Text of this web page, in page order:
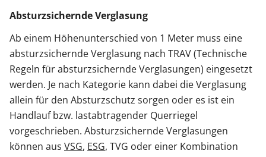
Absturzsichernde Verglasung
Ab einem Höhenunterschied von 1 Meter muss eine
absturzsichernde Verglasung nach TRAV (Technische
Regeln für absturzsichernde Verglasungen) eingesetzt
werden. Je nach Kategorie kann dabei die Verglasung
allein für den Absturzschutz sorgen oder es ist ein
Handlauf bzw. lastabtragender Querriegel
vorgeschrieben. Absturzsichernde Verglasungen
können aus VSG, ESG, TVG oder einer Kombination